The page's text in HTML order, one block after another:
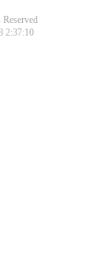
2:37:10